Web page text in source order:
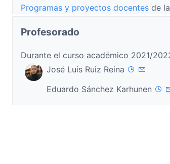
Programas y proyectos docentes de
Profesorado
Durante el curso académico 2021/
José Luis Ruiz Reina
Eduardo Sánchez Karhunen